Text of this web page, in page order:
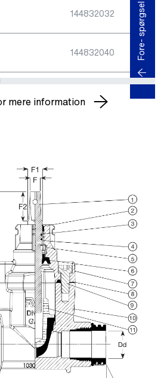
144832032
144832040 Fore- spørgsel
mere information